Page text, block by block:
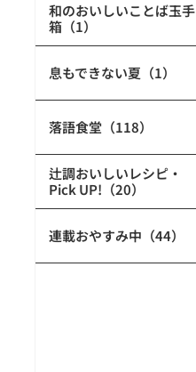
和のおいしいことば玉手
箱（1）
息もできない夏（1）
落語食堂（118）
辻調おいしいレシピ・
Pick UP!（20）
連載おやすみ中（44）